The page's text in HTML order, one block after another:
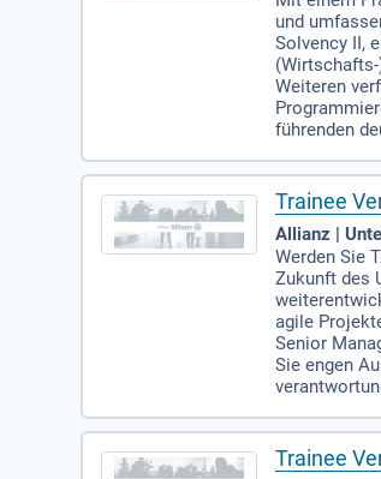
und
Solvency II,
Weiteren
führenden
Trainee
Allianz |
Werden Sie
Zukunft des
agile
Senior
Sie engen
Trainee